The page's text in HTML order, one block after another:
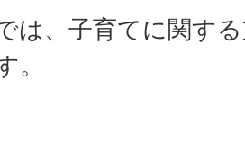
は、子育てに関す
。